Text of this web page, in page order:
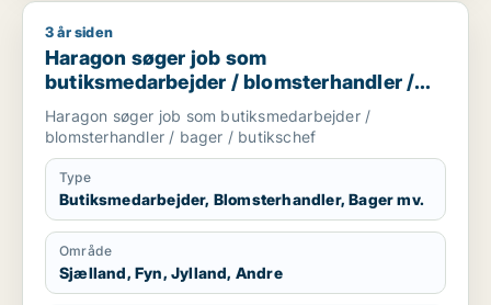
Haragon søger job som butiksmedarbejder /
3 år siden
Haragon søger job som
butiksmedarbejder / blomsterhandler /
bager / butikschef
Haragon søger job som butiksmedarbejder /
blomsterhandler / bager / butikschef
Type
Butiksmedarbejder, Blomsterhandler, Bager mv.
Område
Sjælland, Fyn, Jylland, Andre